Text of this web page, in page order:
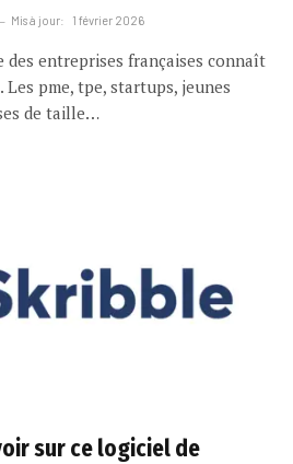
Mis à jour: 1 février 2026
des entreprises françaises connaît
pme, tpe, startups, jeunes
de taille…
sur ce logiciel de